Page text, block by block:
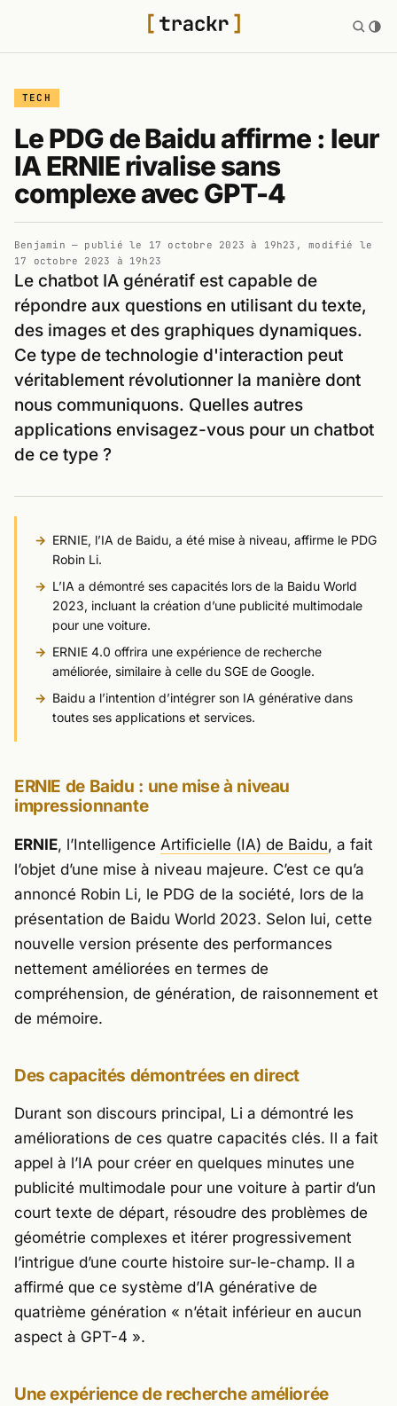
TECH
Le PDG de Baidu affirme : leur
IA ERNIE rivalise sans
complexe avec GPT-4
Benjamin — publié le 17 octobre 2023 à 19h23 , modifié le
17 octobre 2023 à 19h23
Le chatbot IA génératif est capable de
répondre aux questions en utilisant du texte,
des images et des graphiques dynamiques.
Ce type de technologie d'interaction peut
véritablement révolutionner la manière dont
nous communiquons. Quelles autres
applications envisagez-vous pour un chatbot
de ce type ?
ERNIE, l’IA de Baidu, a été mise à niveau, affirme le PDG
Robin Li.
L’IA a démontré ses capacités lors de la Baidu World
2023, incluant la création d’une publicité multimodale
pour une voiture.
ERNIE 4.0 offrira une expérience de recherche
améliorée, similaire à celle du SGE de Google.
Baidu a l’intention d’intégrer son IA générative dans
toutes ses applications et services.
ERNIE de Baidu : une mise à niveau
impressionnante
ERNIE, l’Intelligence Artificielle (IA) de Baidu, a fait
l’objet d’une mise à niveau majeure. C’est ce qu’a
annoncé Robin Li, le PDG de la société, lors de la
présentation de Baidu World 2023. Selon lui, cette
nouvelle version présente des performances
nettement améliorées en termes de
compréhension, de génération, de raisonnement et
de mémoire.
Des capacités démontrées en direct
Durant son discours principal, Li a démontré les
améliorations de ces quatre capacités clés. Il a fait
appel à l’IA pour créer en quelques minutes une
publicité multimodale pour une voiture à partir d’un
court texte de départ, résoudre des problèmes de
géométrie complexes et itérer progressivement
l’intrigue d’une courte histoire sur-le-champ. Il a
affirmé que ce système d’IA générative de
quatrième génération « n’était inférieur en aucun
aspect à GPT-4 ».
Une expérience de recherche améliorée